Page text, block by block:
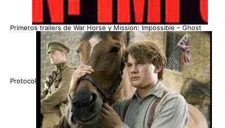
Primeros trailers de War Horse y Mission: Impossible – Ghost
Protocol